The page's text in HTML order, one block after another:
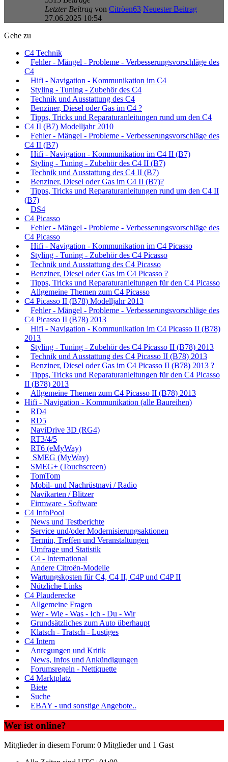
Letzter Beitrag von Citröen63 Neuester Beitrag
27.06.2025 10:54
Gehe zu
C4 Technik
Fehler - Mängel - Probleme - Verbesserungsvorschläge des
C4
Hifi - Navigation - Kommunikation im C4
Styling - Tuning - Zubehör des C4
Technik und Ausstattung des C4
Benziner, Diesel oder Gas im C4 ?
Tipps, Tricks und Reparaturanleitungen rund um den C4
C4 II (B7) Modelljahr 2010
Fehler - Mängel - Probleme - Verbesserungsvorschläge des
C4 II (B7)
Hifi - Navigation - Kommunikation im C4 II (B7)
Styling - Tuning - Zubehör des C4 II (B7)
Technik und Ausstattung des C4 II (B7)
Benziner, Diesel oder Gas im C4 II (B7)?
Tipps, Tricks und Reparaturanleitungen rund um den C4 II
(B7)
DS4
C4 Picasso
Fehler - Mängel - Probleme - Verbesserungsvorschläge des
C4 Picasso
Hifi - Navigation - Kommunikation im C4 Picasso
Styling - Tuning - Zubehör des C4 Picasso
Technik und Ausstattung des C4 Picasso
Benziner, Diesel oder Gas im C4 Picasso ?
Tipps, Tricks und Reparaturanleitungen für den C4 Picasso
Allgemeine Themen zum C4 Picasso
C4 Picasso II (B78) Modelljahr 2013
Fehler - Mängel - Probleme - Verbesserungsvorschläge des
C4 Picasso II (B78) 2013
Hifi - Navigation - Kommunikation im C4 Picasso II (B78)
2013
Styling - Tuning - Zubehör des C4 Picasso II (B78) 2013
Technik und Ausstattung des C4 Picasso II (B78) 2013
Benziner, Diesel oder Gas im C4 Picasso II (B78) 2013 ?
Tipps, Tricks und Reparaturanleitungen für den C4 Picasso
II (B78) 2013
Allgemeine Themen zum C4 Picasso II (B78) 2013
Hifi - Navigation - Kommunikation (alle Baureihen)
RD4
RD5
NaviDrive 3D (RG4)
RT3/4/5
RT6 (eMyWay)
SMEG (MyWay)
SMEG+ (Touchscreen)
TomTom
Mobil- und Nachrüstnavi / Radio
Navikarten / Blitzer
Firmware - Software
C4 InfoPool
News und Testberichte
Service und/oder Modernisierungsaktionen
Termin, Treffen und Veranstaltungen
Umfrage und Statistik
C4 - International
Andere Citroën-Modelle
Wartungskosten für C4, C4 II, C4P und C4P II
Nützliche Links
C4 Plauderecke
Allgemeine Fragen
Wer - Wie - Was - Ich - Du - Wir
Grundsätzliches zum Auto überhaupt
Klatsch - Tratsch - Lustiges
C4 Intern
Anregungen und Kritik
News, Infos und Ankündigungen
Forumsregeln - Nettiquette
C4 Marktplatz
Biete
Suche
EBAY - und sonstige Angebote..
Wer ist online?
Mitglieder in diesem Forum: 0 Mitglieder und 1 Gast